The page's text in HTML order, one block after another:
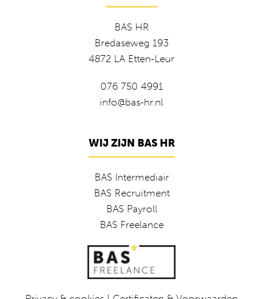
BAS HR
Bredaseweg 193
4872 LA Etten-Leur
076 750 4991
info@bas-hr.nl
WIJ ZIJN BAS HR
BAS Intermediair
BAS Recruitment
BAS Payroll
BAS Freelance